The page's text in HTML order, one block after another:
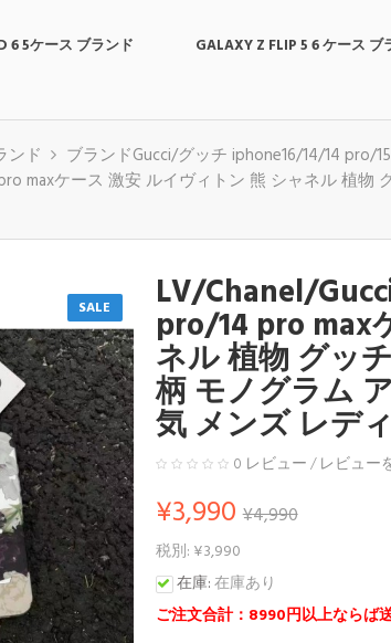
6 5ケース ブランド GALAXY Z FLIP 5 6 ケース ブ
ンド
ブランドGucci/グッチ iphone16/14/14 pro/
maxケース 激安 ルイヴィトン 熊 シャネル 植
SALE LV/Chanel/
pro/14 pro max
ネル 植物 グッ
柄 モノグラム
気 メンズ レデ
0 レビュー/レビュー
¥3,990¥4,990
税別: ¥3,990
在庫:在庫あり
ご注文合計：8990円以上ならば